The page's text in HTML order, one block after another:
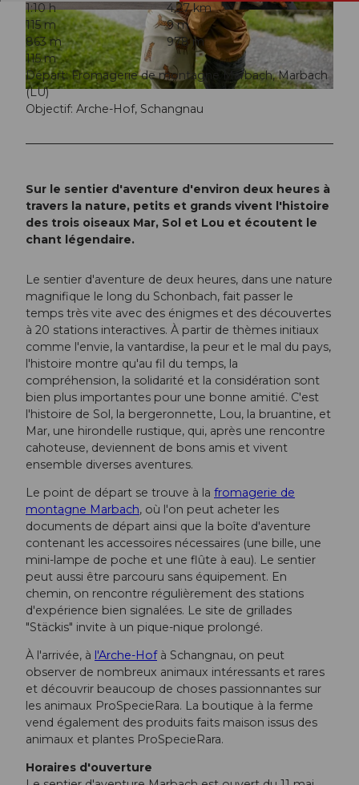
© Bärnermamis, UNESCO Biosphäre Entlebuch
© Beat Brechbühl, UNESCO Biosphäre Entlebu
ch / Beat Brechbühl
© Bärnermamis, UNESCO Biosphäre Entlebuch
1:10 h
4,27 km
115 m
9 m
863 m
978 m
115 m
Départ: Fromagerie de montagne Marbach, Marbach
(LU)
Objectif: Arche-Hof, Schangnau
Sur le sentier d'aventure d'environ deux heures à
travers la nature, petits et grands vivent l'histoire
des trois oiseaux Mar, Sol et Lou et écoutent le
chant légendaire.
Le sentier d'aventure de deux heures, dans une nature
magnifique le long du Schonbach, fait passer le
temps très vite avec des énigmes et des découvertes
à 20 stations interactives. À partir de thèmes initiaux
comme l'envie, la vantardise, la peur et le mal du pays,
l'histoire montre qu'au fil du temps, la
compréhension, la solidarité et la considération sont
bien plus importantes pour une bonne amitié. C'est
l'histoire de Sol, la bergeronnette, Lou, la bruantine, et
Mar, une hirondelle rustique, qui, après une rencontre
cahoteuse, deviennent de bons amis et vivent
ensemble diverses aventures.
Le point de départ se trouve à la fromagerie de
montagne Marbach, où l'on peut acheter les
documents de départ ainsi que la boîte d'aventure
contenant les accessoires nécessaires (une bille, une
mini-lampe de poche et une flûte à eau). Le sentier
peut aussi être parcouru sans équipement. En
chemin, on rencontre régulièrement des stations
d'expérience bien signalées. Le site de grillades
"Stäckis" invite à un pique-nique prolongé.
À l'arrivée, à l'Arche-Hofà Schangnau, on peut
observer de nombreux animaux intéressants et rares
et découvrir beaucoup de choses passionnantes sur
les animaux ProSpecieRara. La boutique à la ferme
vend également des produits faits maison issus des
animaux et plantes ProSpecieRara.
Horaires d'ouverture